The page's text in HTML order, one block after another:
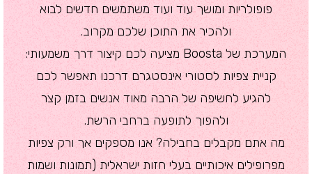
פופולריות ומושך עוד ועוד משתמשים חדשים לבוא
ולהכיר את התוכן שלכם מקרוב.
המערכת של Boosta מציעה לכם קיצור דרך משמעותי:
קניית צפיות לסטורי אינסטגרם דרכנו תאפשר לכם
להגיע לחשיפה של הרבה מאוד אנשים בזמן קצר
ולהפוך לתופעה ברחבי הרשת.
מה אתם מקבלים בחבילה? אנו מספקים אך ורק צפיות
מפרופילים איכותיים בעלי חזות ישראלית (תמונות ושמות